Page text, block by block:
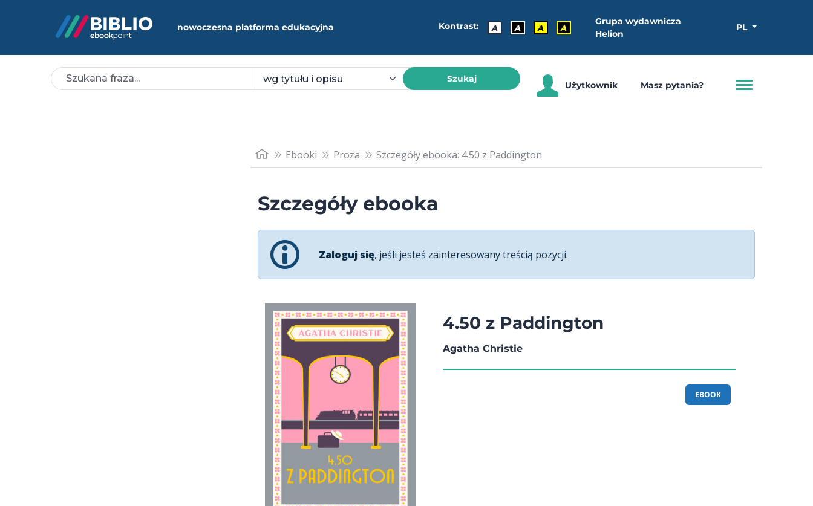
nowoczesna platforma edukacyjna Kontrast: A A A A
Grupa wydawnicza
Helion
PL
Szukaj
Użytkownik Masz pytania?
Ebooki Proza Szczegóły ebooka: 4.50 z Paddington
Szczegóły ebooka
Zaloguj się, jeśli jesteś zainteresowany treścią pozycji.
4.50 z Paddington
Agatha Christie
EBOOK